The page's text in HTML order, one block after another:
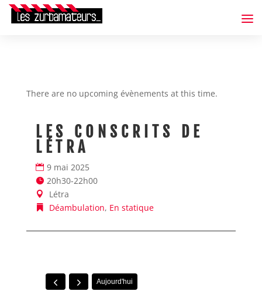
There are no upcoming évènements at this time.
LES CONSCRITS DE
LÉTRA
9 mai 2025
20h30-22h00
Létra
Déambulation, En statique
Aujourd'hui